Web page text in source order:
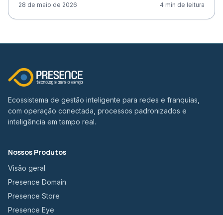
28 de maio de 2026 4 min de leitura
Ecossistema de gestão inteligente para redes e franquias,
com operação conectada, processos padronizados e
inteligência em tempo real.
Nossos Produtos
Visão geral
Presence Domain
Presence Store
Presence Eye